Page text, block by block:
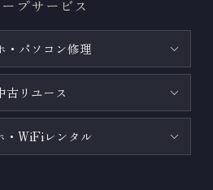
プサービス
・パソコン修理
古リユース
・WiFiレンタル